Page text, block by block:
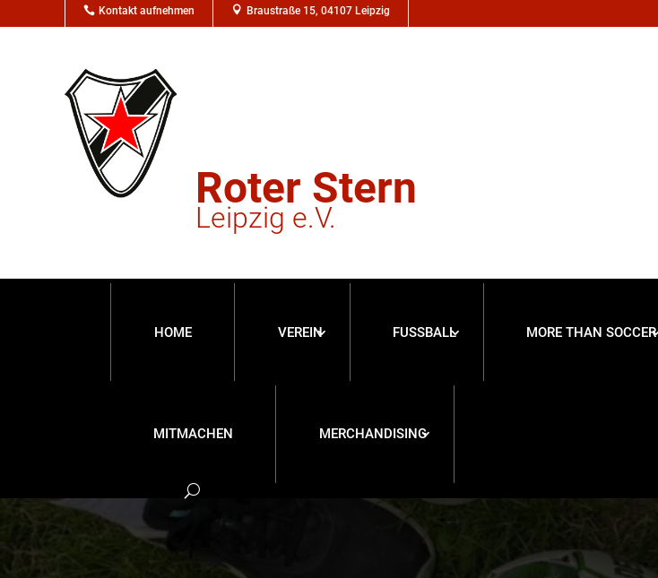
 Kontakt aufnehmen  Braustraße 15, 04107 Leipzig
Roter Stern
Leipzig e.V.
HOME VEREIN FUSSBALL MORE THAN SOCCER
MITMACHEN MERCHANDISING